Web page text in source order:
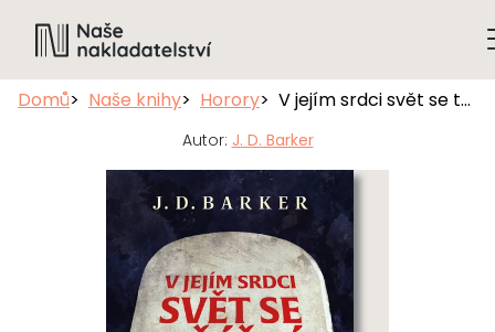
Domů Naše knihy Horory V jejím srdci svět se tříští
Autor: J. D. Barker